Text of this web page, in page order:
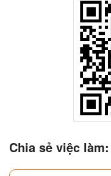
Chia sẻ việc làm: